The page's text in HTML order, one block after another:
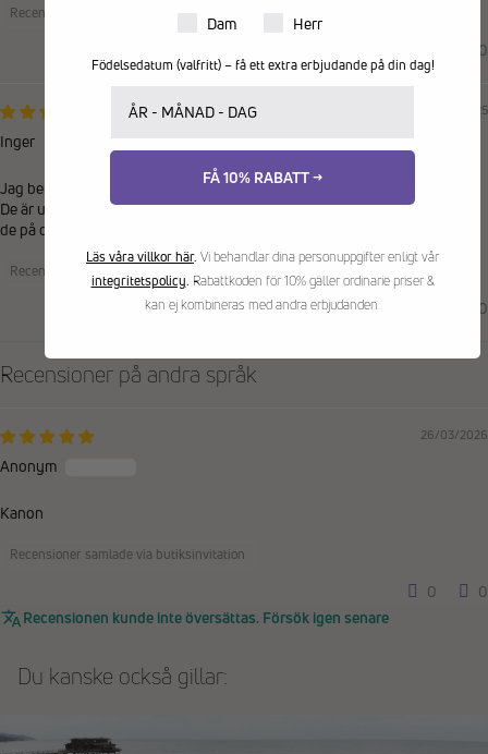
Recensioner samlade från en annan provider
0
18/08/2025
Inger
Jag berikar köpa dessa sandaler en gång om året med lite olika detaljer.
De är utmärkta. Efter ett år blir de lite tråkiga mens andra sidan används
de på den ljusa tiden av året dagligen. Mycket nöjd
Recensioner samlade från en annan provider
0
Recensioner på andra språk
26/03/2026
Anonym
Kanon
Recensioner samlade via butiksinvitation
0
0
Recensionen kunde inte översättas. Försök igen senare
Du kanske också gillar:
Produkter för dam eller herr
Dam Herr
Födelsedatum (valfritt) – få ett extra erbjudande på din dag!
FÅ 10% RABATT →
Läs våra villkor här. Vi behandlar dina personuppgifter enligt vår
integritetspolicy. Rabattkoden för 10% gäller ordinarie priser &
kan ej kombineras med andra erbjudanden.